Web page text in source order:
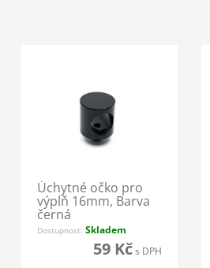
Úchytné očko pro
výplň 16mm, Barva
černá
Dostupnost: Skladem
59 Kčs DPH